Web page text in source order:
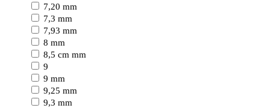
7,20 mm
7,3 mm
7,93 mm
8 mm
8,5 cm mm
9
9 mm
9,25 mm
9,3 mm